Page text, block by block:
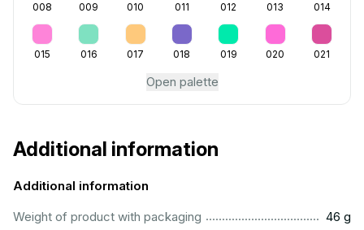
008 009 010 011 012 013 014
015 016 017 018 019 020 021
Open palette
Additional information
Additional information
Weight of product with packaging
46 g